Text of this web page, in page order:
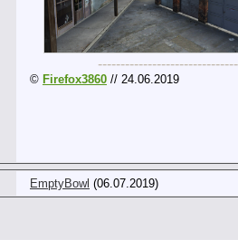
© Firefox3860 // 24.06.2019
EmptyBowl (06.07.2019)